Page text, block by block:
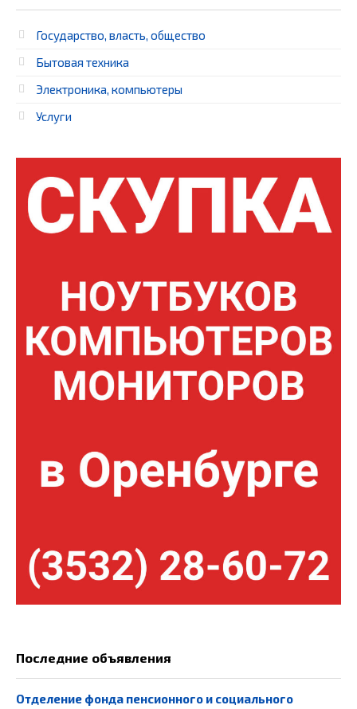
Государство, власть, общество
Бытовая техника
Электроника, компьютеры
Услуги
Последние объявления
Отделение фонда пенсионного и социального